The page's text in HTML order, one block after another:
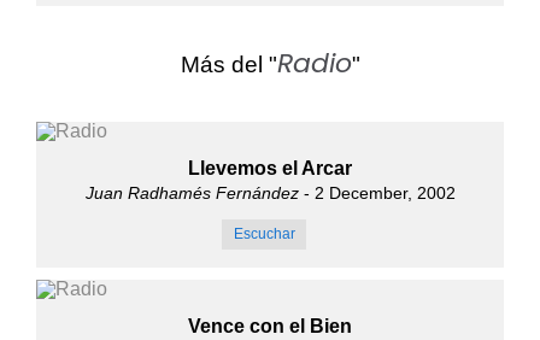
Más del "Radio"
Llevemos el Arcar
Juan Radhamés Fernández- 2 December, 2002
Escuchar
Vence con el Bien